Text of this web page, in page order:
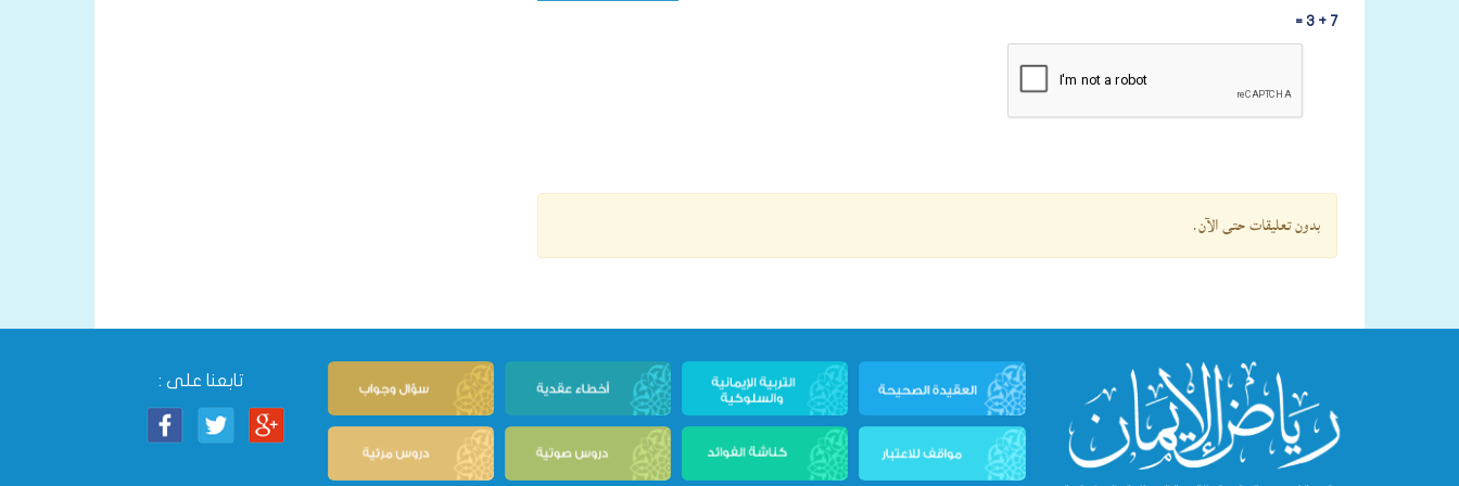
7 + 3 =
بدون تعليقات حتى الآن.
تابعنا على :